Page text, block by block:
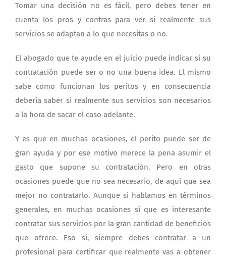
Tomar una decisión no es fácil, pero debes tener en
cuenta los pros y contras para ver si realmente sus
servicios se adaptan a lo que necesitas o no.
El abogado que te ayude en el juicio puede indicar si su
contratación puede ser o no una buena idea. El mismo
sabe como funcionan los peritos y en consecuencia
debería saber si realmente sus servicios son necesarios
a la hora de sacar el caso adelante.
Y es que en muchas ocasiones, el perito puede ser de
gran ayuda y por ese motivo merece la pena asumir el
gasto que supone su contratación. Pero en otras
ocasiones puede que no sea necesario, de aquí que sea
mejor no contratarlo. Aunque si hablamos en términos
generales, en muchas ocasiones sí que es interesante
contratar sus servicios por la gran cantidad de beneficios
que ofrece. Eso sí, siempre debes contratar a un
profesional para certificar que realmente vas a obtener